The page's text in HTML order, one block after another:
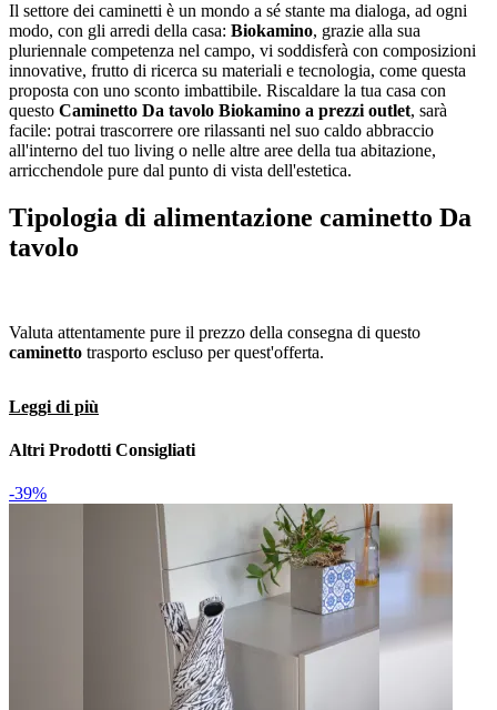
Il settore dei caminetti è un mondo a sé stante ma dialoga, ad ogni
modo, con gli arredi della casa: Biokamino, grazie alla sua
pluriennale competenza nel campo, vi soddisferà con composizioni
innovative, frutto di ricerca su materiali e tecnologia, come questa
proposta con uno sconto imbattibile. Riscaldare la tua casa con
questo Caminetto Da tavolo Biokamino a prezzi outlet, sarà
facile: potrai trascorrere ore rilassanti nel suo caldo abbraccio
all'interno del tuo living o nelle altre aree della tua abitazione,
arricchendole pure dal punto di vista dell'estetica.
Tipologia di alimentazione caminetto Da
tavolo
Valuta attentamente pure il prezzo della consegna di questo
caminetto trasporto escluso per quest'offerta.
Leggi di più
Altri Prodotti Consigliati
-39%